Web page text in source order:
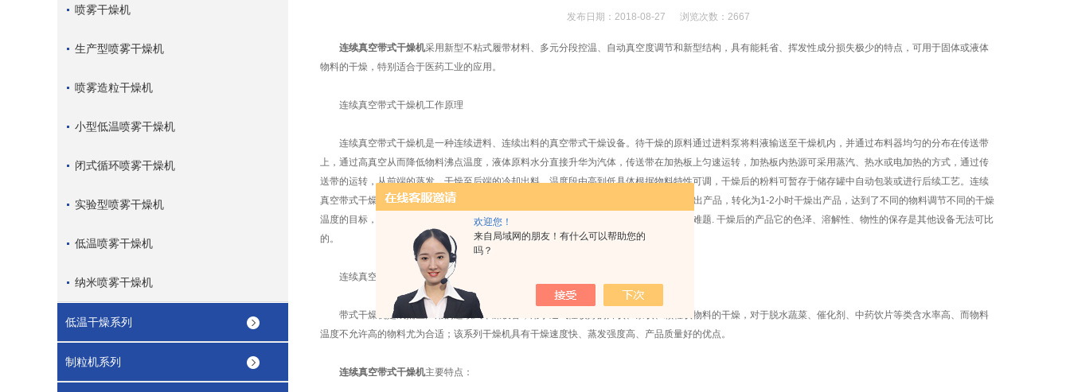
欢迎您！
来自局域网的朋友！有什么可以帮助您的
吗？
喷雾干燥机
生产型喷雾干燥机
喷雾造粒干燥机
小型低温喷雾干燥机
闭式循环喷雾干燥机
实验型喷雾干燥机
低温喷雾干燥机
纳米喷雾干燥机
低温干燥系列
制粒机系列
发布日期：2018-08-27 浏览次数：2667
连续真空带式干燥机采用新型不粘式履带材料、多元分段控温、自动真空度调节和新型结构，具有能耗省、挥发性成分损失极少的特点，可用于固体或液体
物料的干燥，特别适合于医药工业的应用。
连续真空带式干燥机工作原理
连续真空带式干燥机是一种连续进料、连续出料的真空带式干燥设备。待干燥的原料通过进料泵将料液输送至干燥机内，并通过布料器均匀的分布在传送带
上，通过高真空从而降低物料沸点温度，液体原料水分直接升华为汽体，传送带在加热板上匀速运转，加热板内热源可采用蒸汽、热水或电加热的方式，通过传
送带的运转，从前端的蒸发、干燥至后端的冷却出料，温度段由高到低具体根据物料特性可调，干燥后的粉料可暂存于储存罐中自动包装或进行后续工艺。连续
真空带式干燥机的诞生使传统的静态干燥转化为真空动态干燥，由传统的8-20小时的干燥出产品，转化为1-2小时干燥出产品，达到了不同的物料调节不同的干燥
温度的目标，解决了真空冷冻干燥机不能自动进出料的问题和传统烘箱时间长容易变性的难题. 干燥后的产品它的色泽、溶解性、物性的保存是其他设备无法可比
的。
连续真空带式干燥机技术说明：
带式干燥机是成批生产用的连续式干燥设备，用于透气性较好的片状、条状、颗粒状物料的干燥，对于脱水蔬菜、催化剂、中药饮片等类含水率高、而物料
温度不允许高的物料尤为合适；该系列干燥机具有干燥速度快、蒸发强度高、产品质量好的优点。
连续真空带式干燥机主要特点：